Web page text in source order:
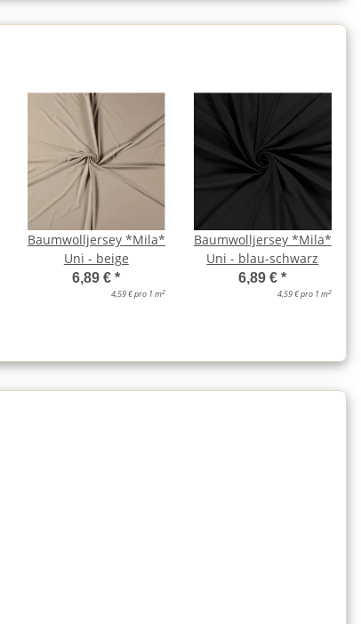
Baumwolljersey *Mila*
Uni - beige
6,89 €*
4,59 € pro 1 m2
Baumwolljersey *Mila*
Uni - blau-schwarz
6,89 €*
4,59 € pro 1 m2